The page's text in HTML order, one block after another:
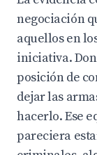
negociación
aquellos en
iniciativa.
posición de
dejar las
hacerlo. Ese
pareciera